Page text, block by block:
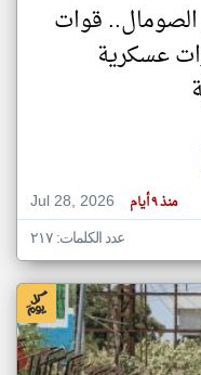
قوات
عسكرية
Jul 28, 2026
منذ ٩ أيام
عدد الكلمات: ٢١٧